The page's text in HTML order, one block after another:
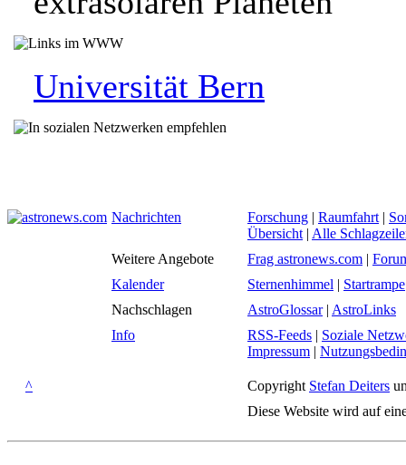
Universität Bern
Nachrichten Forschung | Raumfahrt |
Übersicht | Alle
Weitere Angebote
Frag astronews.com |
Kalender
Sternenhimmel | Startrampe
Nachschlagen
AstroGlossar| AstroLinks
Info
RSS-Feeds | Soziale
Impressum |
^ Copyright Stefan Deiters
Diese Website wird auf